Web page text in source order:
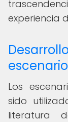
experiencia
Los
sido
literatura